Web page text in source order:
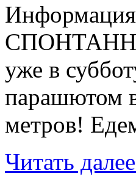
уже в
парашютом
метров!
Читать